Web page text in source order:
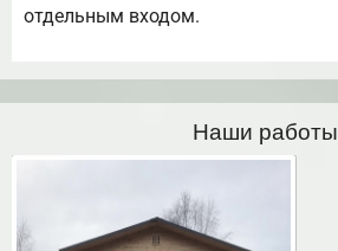
отдельным входом.
Наши работы